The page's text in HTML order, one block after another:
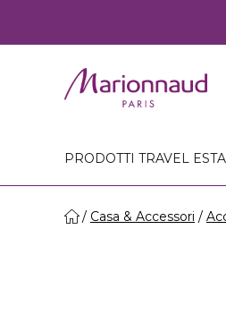
PRODOTTI TRAVEL
Casa & Accessori